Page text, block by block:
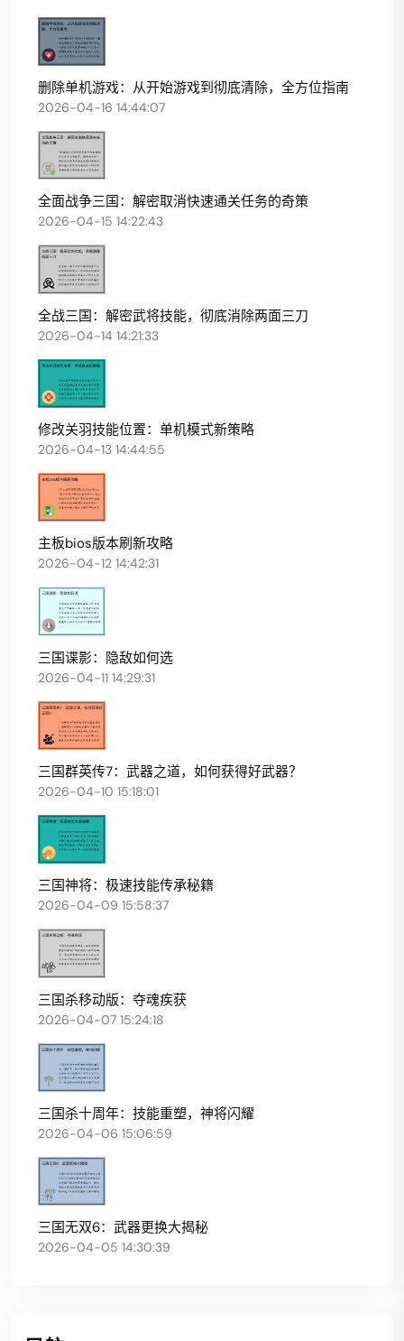
删除单机游戏：从开始游戏到彻底清除，全方位指南
2026-04-16 14:44:07
全面战争三国：解密取消快速通关任务的奇策
2026-04-15 14:22:43
全战三国：解密武将技能，彻底消除两面三刀
2026-04-14 14:21:33
修改关羽技能位置：单机模式新策略
2026-04-13 14:44:55
主板bios版本刷新攻略
2026-04-12 14:42:31
三国谍影：隐敌如何选
2026-04-11 14:29:31
三国群英传7：武器之道，如何获得好武器？
2026-04-10 15:18:01
三国神将：极速技能传承秘籍
2026-04-09 15:58:37
三国杀移动版：夺魂疾获
2026-04-07 15:24:18
三国杀十周年：技能重塑，神将闪耀
2026-04-06 15:06:59
三国无双6：武器更换大揭秘
2026-04-05 14:30:39